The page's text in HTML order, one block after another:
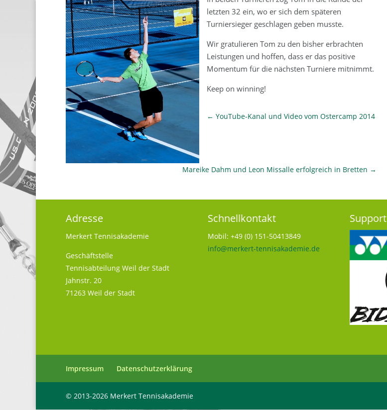
letzten 32 ein, wo er sich dem späteren
Turniersieger geschlagen geben musste.
Wir gratulieren Tom zu den bisher erbrachten
Leistungen und hoffen, dass er das positive
Momentum für die nächsten Turniere mitnimmt.
Keep on winning!
← YouTube-Kanal und Video vom Ostercamp 2014
Mareike Dahm und Leon Missalle erfolgreich in Bretten →
Adresse
Merkert Tennisakademie
Geschäftstelle
Tennisabteilung Weil der Stadt
Jahnstr. 20
71263 Weil der Stadt
Schnellkontakt
Mobil: +49 (0) 151-50413849
info@merkert-tennisakademie.de
Support
Impressum Datenschutzerklärung
© 2013-2026 Merkert Tennisakademie